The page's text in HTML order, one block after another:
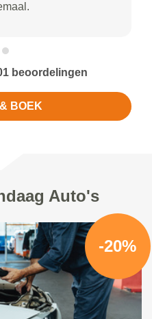
beoordelingen
BOEK
Auto's
-20%